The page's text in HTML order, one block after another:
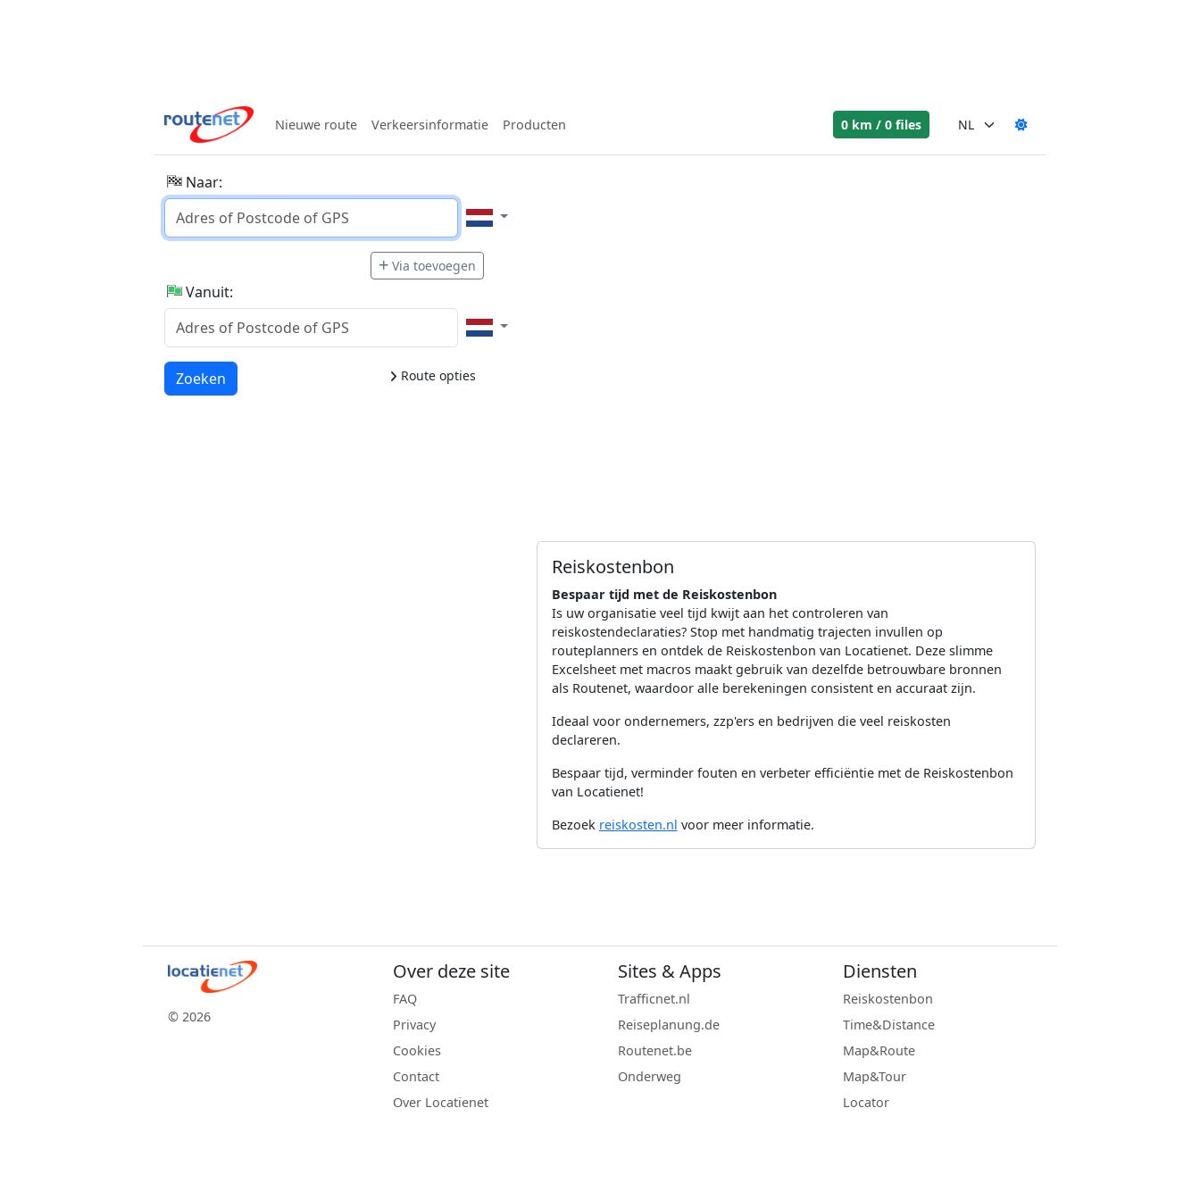
Nieuwe route Verkeersinformatie Producten 0 km / 0 files
Naar:
Via toevoegen
Vanuit:
Route opties
Laden...
Zoeken
Reiskostenbon
Bespaar tijd met de Reiskostenbon
Is uw organisatie veel tijd kwijt aan het controleren van
reiskostendeclaraties? Stop met handmatig trajecten invullen op
routeplanners en ontdek de Reiskostenbon van Locatienet. Deze slimme
Excelsheet met macros maakt gebruik van dezelfde betrouwbare bronnen
als Routenet, waardoor alle berekeningen consistent en accuraat zijn.
Ideaal voor ondernemers, zzp'ers en bedrijven die veel reiskosten
declareren.
Bespaar tijd, verminder fouten en verbeter efficiëntie met de Reiskostenbon
van Locatienet!
Bezoek reiskosten.nl voor meer informatie.
© 2026
Over deze site
FAQ
Privacy
Cookies
Contact
Over Locatienet
Sites & Apps
Trafficnet.nl
Reiseplanung.de
Routenet.be
Onderweg
Diensten
Reiskostenbon
Time&Distance
Map&Route
Map&Tour
Locator